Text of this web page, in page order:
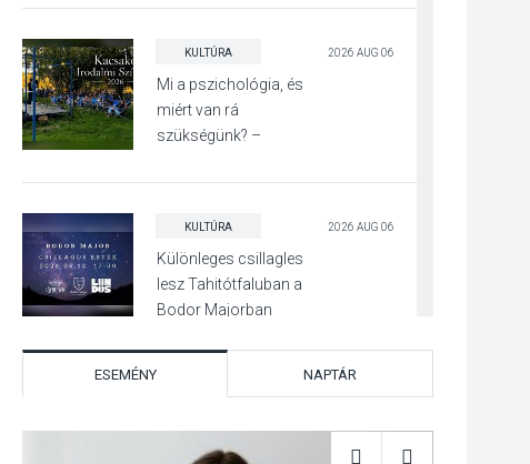
KULTÚRA 2026 AUG 06
Mi a pszichológia, és
miért van rá
szükségünk? –
Irodalmi Színpadon
KULTÚRA 2026 AUG 06
Különleges csillagles
lesz Tahitótfaluban a
Bodor Majorban
KULTÚRA 2026 AUG 06
Színek, közösség és
hagyomány – kiállítás
ESEMÉNY NAPTÁR